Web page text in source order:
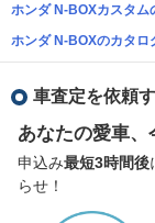
ホンダ N-BOXカスタム
ホンダ N-BOXのカタロ
車査定を依頼
あなたの愛車、
申込み最短3時間後
らせ！